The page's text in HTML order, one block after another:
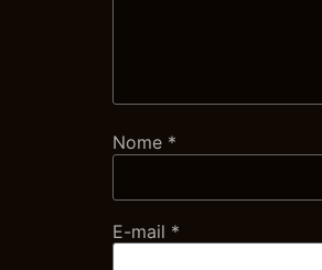
Nome *
E-mail *